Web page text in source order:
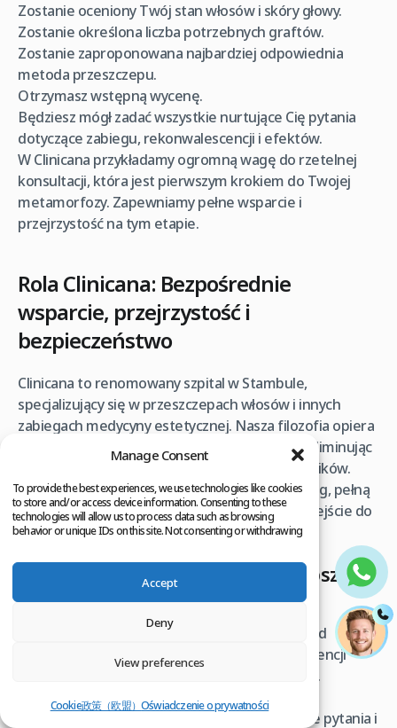
Manage Consent
To provide the best experiences, we use technologies like cookies
to store and/or access device information. Consenting to these
technologies will allow us to process data such as browsing
behavior or unique IDs on this site. Not consenting or withdrawing
Accept
Deny
View preferences
Cookie政策（欧盟）Oświadczenie o prywatności
Zostanie oceniony Twój stan włosów i skóry głowy.
Zostanie określona liczba potrzebnych graftów.
Zostanie zaproponowana najbardziej odpowiednia
metoda przeszczepu.
Otrzymasz wstępną wycenę.
Będziesz mógł zadać wszystkie nurtujące Cię pytania
dotyczące zabiegu, rekonwalescencji i efektów.
W Clinicana przykładamy ogromną wagę do rzetelnej
konsultacji, która jest pierwszym krokiem do Twojej
metamorfozy. Zapewniamy pełne wsparcie i
przejrzystość na tym etapie.
Rola Clinicana: Bezpośrednie
wsparcie, przejrzystość i
bezpieczeństwo
Clinicana to renomowany szpital w Stambule,
specjalizujący się w przeszczepach włosów i innych
zabiegach medycyny estetycznej. Nasza filozofia opiera
się na bezpośrednim kontakcie z pacjentem, eliminując
potrzebę angażowania zewnętrznych pośredników.
Dzięki temu zapewniamy najwyższą jakość usług, pełną
przejrzystość kosztów i spersonalizowane podejście do
każdego przypadku.
Dlaczego Clinicana to Twój najlepszy
wybór bez pośredników?
Bezpośredni kontakt i dedykowany opiekun: Od
pierwszej konsultacji aż do pełnej rekonwalescencji
masz bezpośredni kontakt z naszym zespołem.
Przydzielamy Ci osobistego opiekuna (często
polskojęzycznego), który odpowie na wszystkie pytania i